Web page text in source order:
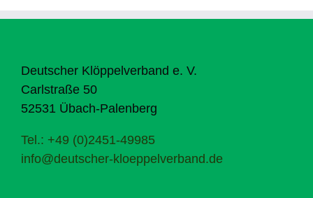
Deutscher Klöppelverband e. V.
Carlstraße 50
52531 Übach-Palenberg
Tel.: +49 (0)2451-49985
info@deutscher-kloeppelverband.de